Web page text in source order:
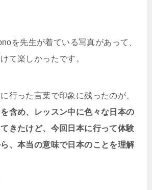
を先生が着ている写真があって、
て楽しかったです。
行った言葉で印象に残ったのが、
を含め、レッスン中に色々な日本の
きたけど、今回日本に行って体験
、本当の意味で日本のことを理解